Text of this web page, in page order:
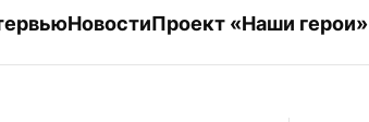
НовостиПроект «Наши герои»